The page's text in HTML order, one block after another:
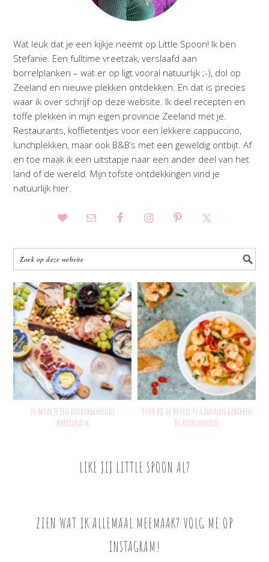
Wat leuk dat je een kijkje neemt op Little Spoon! Ik ben
Stefanie. Een fulltime vreetzak, verslaafd aan
borrelplanken – wat er op ligt vooral natuurlijk ;-), dol op
Zeeland en nieuwe plekken ontdekken. En dat is precies
waar ik over schrijf op deze website. Ik deel recepten en
toffe plekken in mijn eigen provincie Zeeland met je.
Restaurants, koffietentjes voor een lekkere cappuccino,
lunchplekken, maar ook B&B’s met een geweldig ontbijt. Af
en toe maak ik een uitstapje naar een ander deel van het
land of de wereld. Mijn tofste ontdekkingen vind je
natuurlijk hier.
Zo maak je een indrukwekkende
borrelplank
Voor bij de borrel // Garnalen gebakken
in knoflookolie
LIKE JIJ LITTLE SPOON AL?
ZIEN WAT IK ALLEMAAL MEEMAAK? VOLG ME OP
INSTAGRAM!